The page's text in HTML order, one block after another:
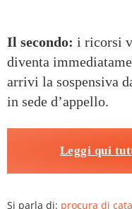
Il secondo: i ricorsi
diventa
arrivi la sospensiva
in sede d’appello.
Leggi qui
Si parla di: procura di